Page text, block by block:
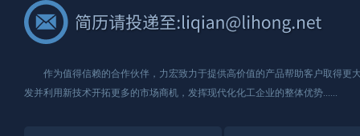
作为值得信赖的合作伙伴，力宏致力于提供高价值的产品帮助客户取得更
发并利用新技术开拓更多的市场商机，发挥现代化化工企业的整体优势......